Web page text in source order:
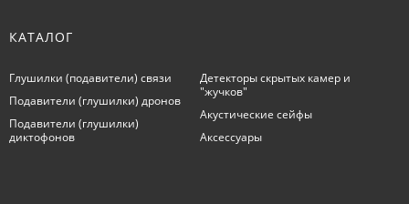
КАТАЛОГ
Глушилки (подавители) связи
Подавители (глушилки) дронов
Подавители (глушилки)
диктофонов
Детекторы скрытых камер и
"жучков"
Акустические сейфы
Аксессуары